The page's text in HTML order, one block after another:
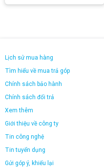
Lịch sử mua hàng
Tìm hiểu về mua trả góp
Chính sách bảo hành
Chính sách đổi trả
Xem thêm
Giới thiệu về công ty
Tin công nghệ
Tin tuyển dụng
Gửi góp ý, khiếu lại